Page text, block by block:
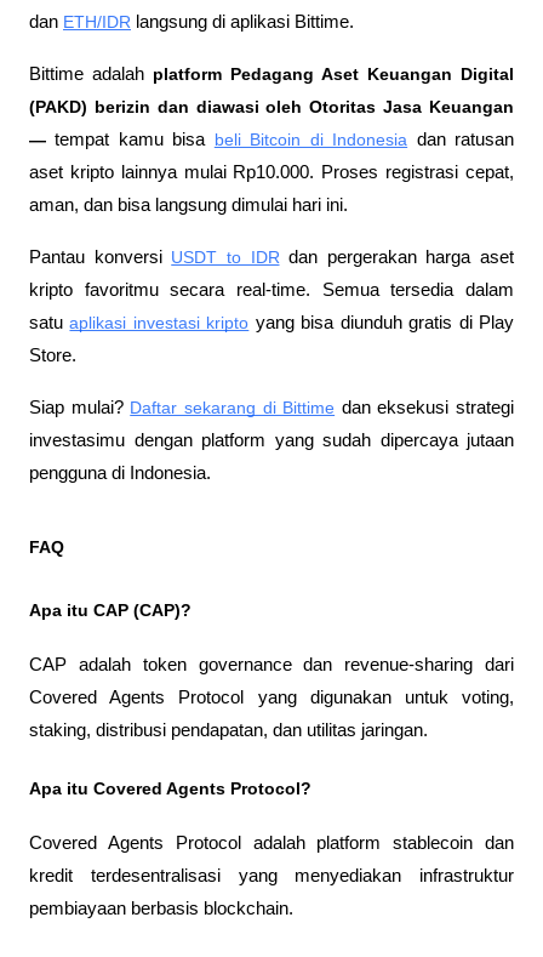
dan ETH/IDR langsung di aplikasi Bittime.
Bittime adalah platform Pedagang Aset Keuangan Digital
(PAKD) berizin dan diawasi oleh Otoritas Jasa Keuangan
— tempat kamu bisa beli Bitcoin di Indonesia dan ratusan
aset kripto lainnya mulai Rp10.000. Proses registrasi cepat,
aman, dan bisa langsung dimulai hari ini.
Pantau konversi USDT to IDR dan pergerakan harga aset
kripto favoritmu secara real-time. Semua tersedia dalam
satu aplikasi investasi kripto yang bisa diunduh gratis di Play
Store.
Siap mulai? Daftar sekarang di Bittime dan eksekusi strategi
investasimu dengan platform yang sudah dipercaya jutaan
pengguna di Indonesia.
FAQ
Apa itu CAP (CAP)?
CAP adalah token governance dan revenue-sharing dari
Covered Agents Protocol yang digunakan untuk voting,
staking, distribusi pendapatan, dan utilitas jaringan.
Apa itu Covered Agents Protocol?
Covered Agents Protocol adalah platform stablecoin dan
kredit terdesentralisasi yang menyediakan infrastruktur
pembiayaan berbasis blockchain.